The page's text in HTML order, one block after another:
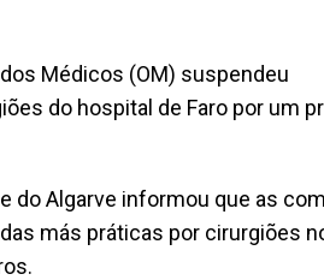
Médicos (OM) suspendeu
do hospital de Faro por um
do Algarve informou que as
más práticas por cirurgiões